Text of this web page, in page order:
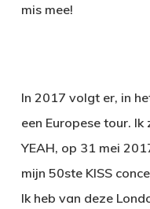
mis mee!
In 2017 volgt er, in
een Europese tour. Ik
YEAH, op 31 mei
mijn 50ste KISS
Ik heb van deze